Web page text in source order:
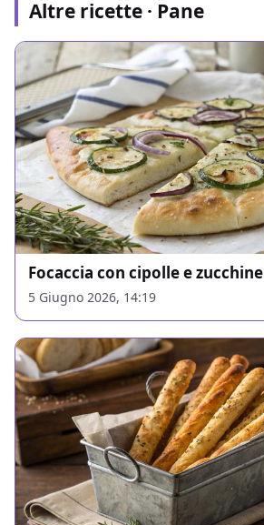
Altre ricette · Pane
Focaccia con cipolle e zucchine
5 Giugno 2026, 14:19